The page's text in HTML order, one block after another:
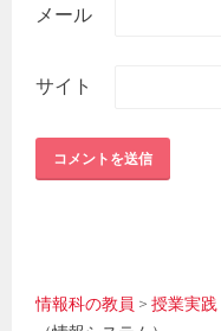
メール
サイト
情報科の教員 >授業実践